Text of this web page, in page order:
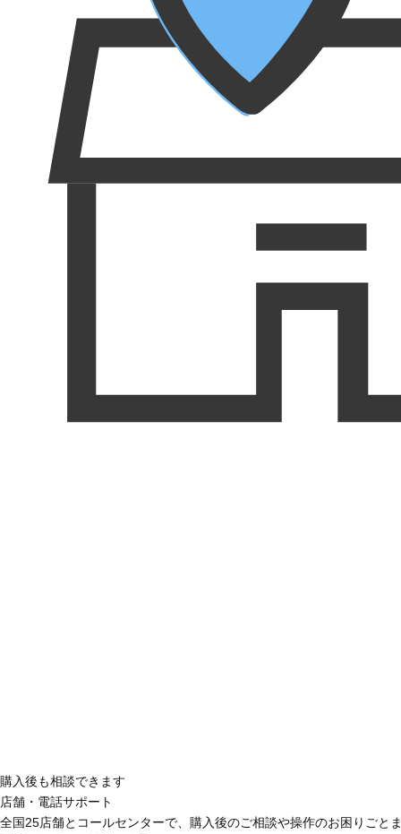
購入後も相談できます
店舗・電話サポート
全国25店舗とコールセンターで、購入後のご相談や操作のお困りごと